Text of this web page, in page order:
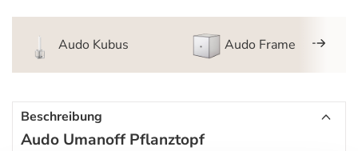
Audo Kubus Audo Frame
Beschreibung
Audo Umanoff Pflanztopf